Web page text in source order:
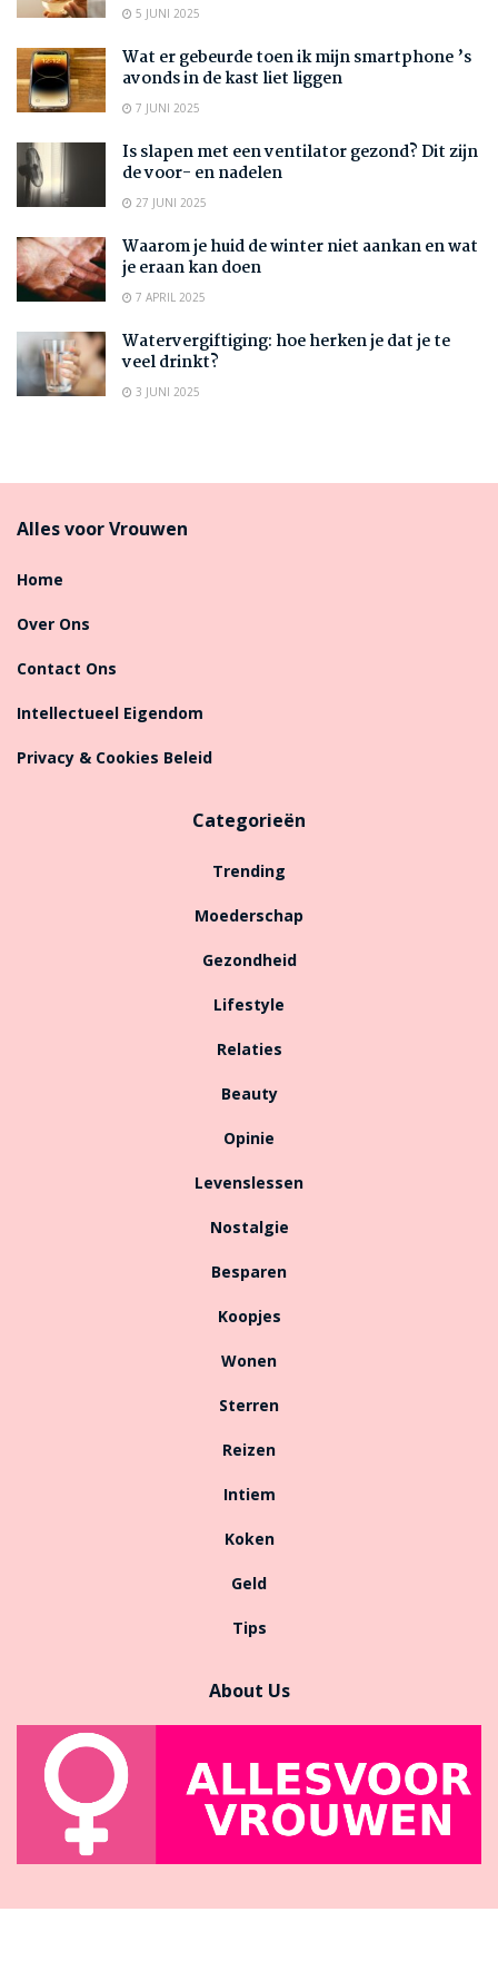
5 JUNI 2025
Wat er gebeurde toen ik mijn smartphone ’s
avonds in de kast liet liggen
7 JUNI 2025
Is slapen met een ventilator gezond? Dit zijn
de voor- en nadelen
27 JUNI 2025
Waarom je huid de winter niet aankan en wat
je eraan kan doen
7 APRIL 2025
Watervergiftiging: hoe herken je dat je te
veel drinkt?
3 JUNI 2025
Alles voor Vrouwen
Home
Over Ons
Contact Ons
Intellectueel Eigendom
Privacy & Cookies Beleid
Categorieën
Trending
Moederschap
Gezondheid
Lifestyle
Relaties
Beauty
Opinie
Levenslessen
Nostalgie
Besparen
Koopjes
Wonen
Sterren
Reizen
Intiem
Koken
Geld
Tips
About Us